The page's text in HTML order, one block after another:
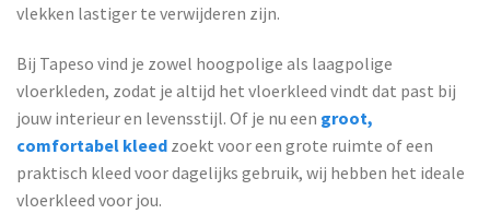
vlekken lastiger te verwijderen zijn.
Bij Tapeso vind je zowel hoogpolige als laagpolige
vloerkleden, zodat je altijd het vloerkleed vindt dat past bij
jouw interieur en levensstijl. Of je nu een groot,
comfortabel kleed zoekt voor een grote ruimte of een
praktisch kleed voor dagelijks gebruik, wij hebben het ideale
vloerkleed voor jou.